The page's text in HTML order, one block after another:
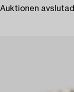
Auktionen avslutad